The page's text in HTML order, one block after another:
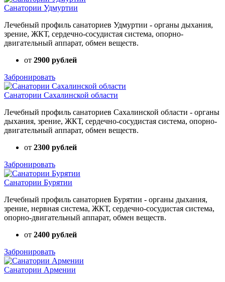
Санатории Удмуртии
Лечебный профиль санаториев Удмуртии - органы дыхания,
зрение, ЖКТ, сердечно-сосудистая система, опорно-
двигательный аппарат, обмен веществ.
от 2900 рублей
Забронировать
Санатории Сахалинской области
Лечебный профиль санаториев Сахалинской области - органы
дыхания, зрение, ЖКТ, сердечно-сосудистая система, опорно-
двигательный аппарат, обмен веществ.
от 2300 рублей
Забронировать
Санатории Бурятии
Лечебный профиль санаториев Бурятии - органы дыхания,
зрение, нервная система, ЖКТ, сердечно-сосудистая система,
опорно-двигательный аппарат, обмен веществ.
от 2400 рублей
Забронировать
Санатории Армении